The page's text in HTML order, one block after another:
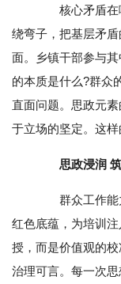
核心矛盾在
绕弯子，把基层矛
面。乡镇干部参与
的本质是什么?群众
直面问题。思政元
于立场的坚定。这
思政浸润
群众工作能
红色底蕴，为培训
授，而是价值观的
治理可言。每一次